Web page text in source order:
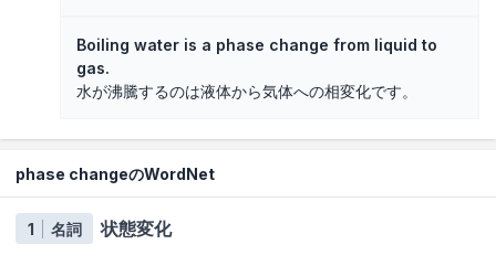
Boiling water is a phase change from liquid to
gas.
水が沸騰するのは液体から気体への相変化です。
phase changeのWordNet
1 名詞 状態変化